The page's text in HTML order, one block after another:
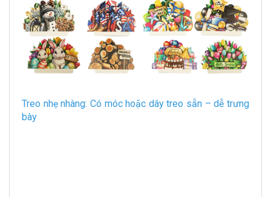
Treo nhẹ nhàng: Có móc hoặc dây treo sẵn – dễ trưng
bày